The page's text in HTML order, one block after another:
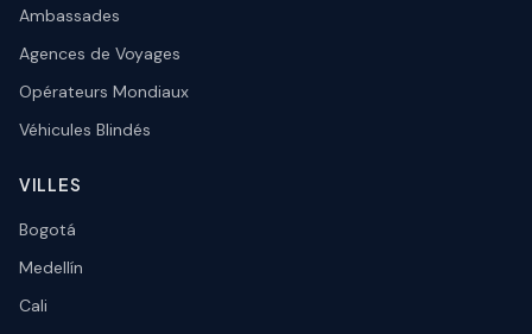
Ambassades
Agences de Voyages
Opérateurs Mondiaux
Véhicules Blindés
VILLES
Bogotá
Medellín
Cali